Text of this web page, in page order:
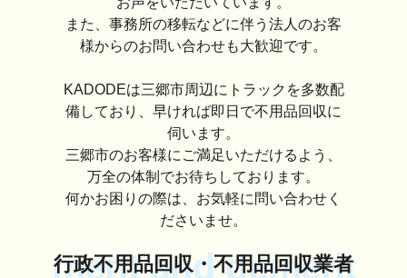
また、事務所の移転などに伴う法人のお客
様からのお問い合わせも大歓迎です。
KADODEは三郷市周辺にトラックを多数配
備しており、早ければ即日で不用品回収に
伺います。
三郷市のお客様にご満足いただけるよう、
万全の体制でお待ちしております。
何かお困りの際は、お気軽に問い合わせく
ださいませ。
merit and demerit
行政不用品回収・不用品回収業者